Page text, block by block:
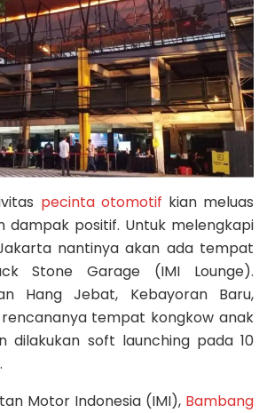
pecinta otomotif kian meluas
dampak positif. Untuk melengkapi
nantinya akan ada tempat
Stone Garage (IMI Lounge).
Hang Jebat, Kebayoran Baru,
tempat kongkow anak
dilakukan soft launching pada 10
Motor Indonesia (IMI), Bambang